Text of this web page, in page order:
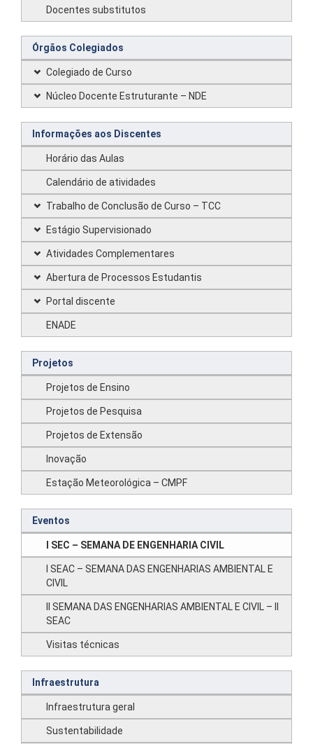
Docentes substitutos
Órgãos Colegiados
Colegiado de Curso
Núcleo Docente Estruturante – NDE
Informações aos Discentes
Horário das Aulas
Calendário de atividades
Trabalho de Conclusão de Curso – TCC
Estágio Supervisionado
Atividades Complementares
Abertura de Processos Estudantis
Portal discente
ENADE
Projetos
Projetos de Ensino
Projetos de Pesquisa
Projetos de Extensão
Inovação
Estação Meteorológica – CMPF
Eventos
I SEC – SEMANA DE ENGENHARIA CIVIL
I SEAC – SEMANA DAS ENGENHARIAS AMBIENTAL E
CIVIL
II SEMANA DAS ENGENHARIAS AMBIENTAL E CIVIL – II
SEAC
Visitas técnicas
Infraestrutura
Infraestrutura geral
Sustentabilidade